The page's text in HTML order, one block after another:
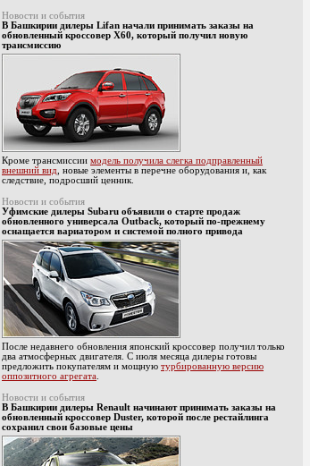
Новости и события
В Башкирии дилеры Lifan начали принимать заказы на
обновленный кроссовер X60, который получил новую
трансмиссию
Кроме трансмиссии модель получила слегка подправленный
внешний вид , новые элементы в перечне оборудования и, как
следствие, подросший ценник.
Новости и события
Уфимские дилеры Subaru объявили о старте продаж
обновленного универсала Outback, который по-прежнему
оснащается вариатором и системой полного привода
После недавнего обновления японский кроссовер получил только
два атмосферных двигателя. С июля месяца дилеры готовы
предложить покупателям и мощную турбированную версию
оппозитного агрегата
Новости и события
В Башкирии дилеры Renault начинают принимать заказы на
обновленный кроссовер Duster, которой после рестайлинга
сохранил свои базовые цены